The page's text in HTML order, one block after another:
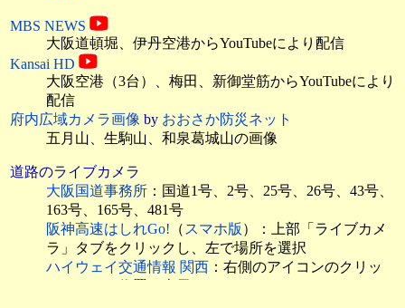
MBS NEWS
大阪道頓堀、伊丹空港からYouTubeにより配信
Kansai HD
大阪空港（3台）、梅田、新御堂筋からYouTubeにより
配信
府内広域カメラ画像 by おおさか防災ネット
五月山、生駒山、和泉葛城山の画像
道路のライブカメラ
大阪国道事務所 ：国道1号、2号、25号、26号、43号、
163号、165号、481号
阪神高速はしれGo! （スマホ版 ）：上部「ライブカメ
ラ」タブをクリックし、左で場所を選択
ハイウェイ交通情報 関西 ：右側のアイコンのクリッ